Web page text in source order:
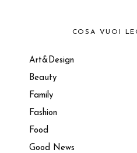
COSA VUOI
Art&Design
Beauty
Family
Fashion
Food
Good News